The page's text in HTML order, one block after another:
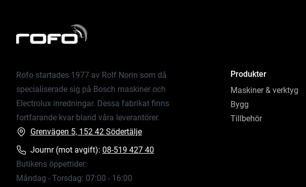
Rofo startades 1977 av Rolf Norin som då
specialiserade sig på Bosch maskiner och
Electrolux inredningar. Dessa fabrikat finns
fortfarande kvar bland våra leverantörer.
Grenvägen 5, 152 42 Södertälje
Journr (mot avgift): 08-519 427 40
Butikens öppettider:
Måndag - Torsdag: 07:00 - 16:00
Produkter
Maskiner & verktyg
Bygg
Tillbehör